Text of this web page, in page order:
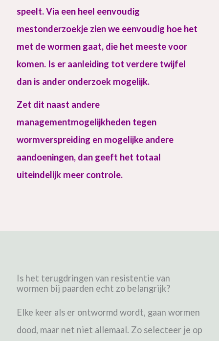
speelt. Via een heel eenvoudig
mestonderzoekje zien we eenvoudig hoe het
met de wormen gaat, die het meeste voor
komen. Is er aanleiding tot verdere twijfel
dan is ander onderzoek mogelijk.
Zet dit naast andere
managementmogelijkheden tegen
wormverspreiding en mogelijke andere
aandoeningen, dan geeft het totaal
uiteindelijk meer controle.
Is het terugdringen van resistentie van
wormen bij paarden echt zo belangrijk?
Elke keer als er ontwormd wordt, gaan wormen
dood, maar net niet allemaal. Zo selecteer je op